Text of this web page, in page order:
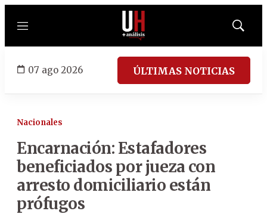
Menú
Mostrar
07 ago 2026 ÚLTIMAS NOTICIAS
Nacionales
Encarnación: Estafadores
beneficiados por jueza con
arresto domiciliario están
prófugos